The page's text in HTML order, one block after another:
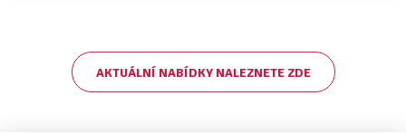
AKTUÁLNÍ NABÍDKY NALEZNETE ZDE